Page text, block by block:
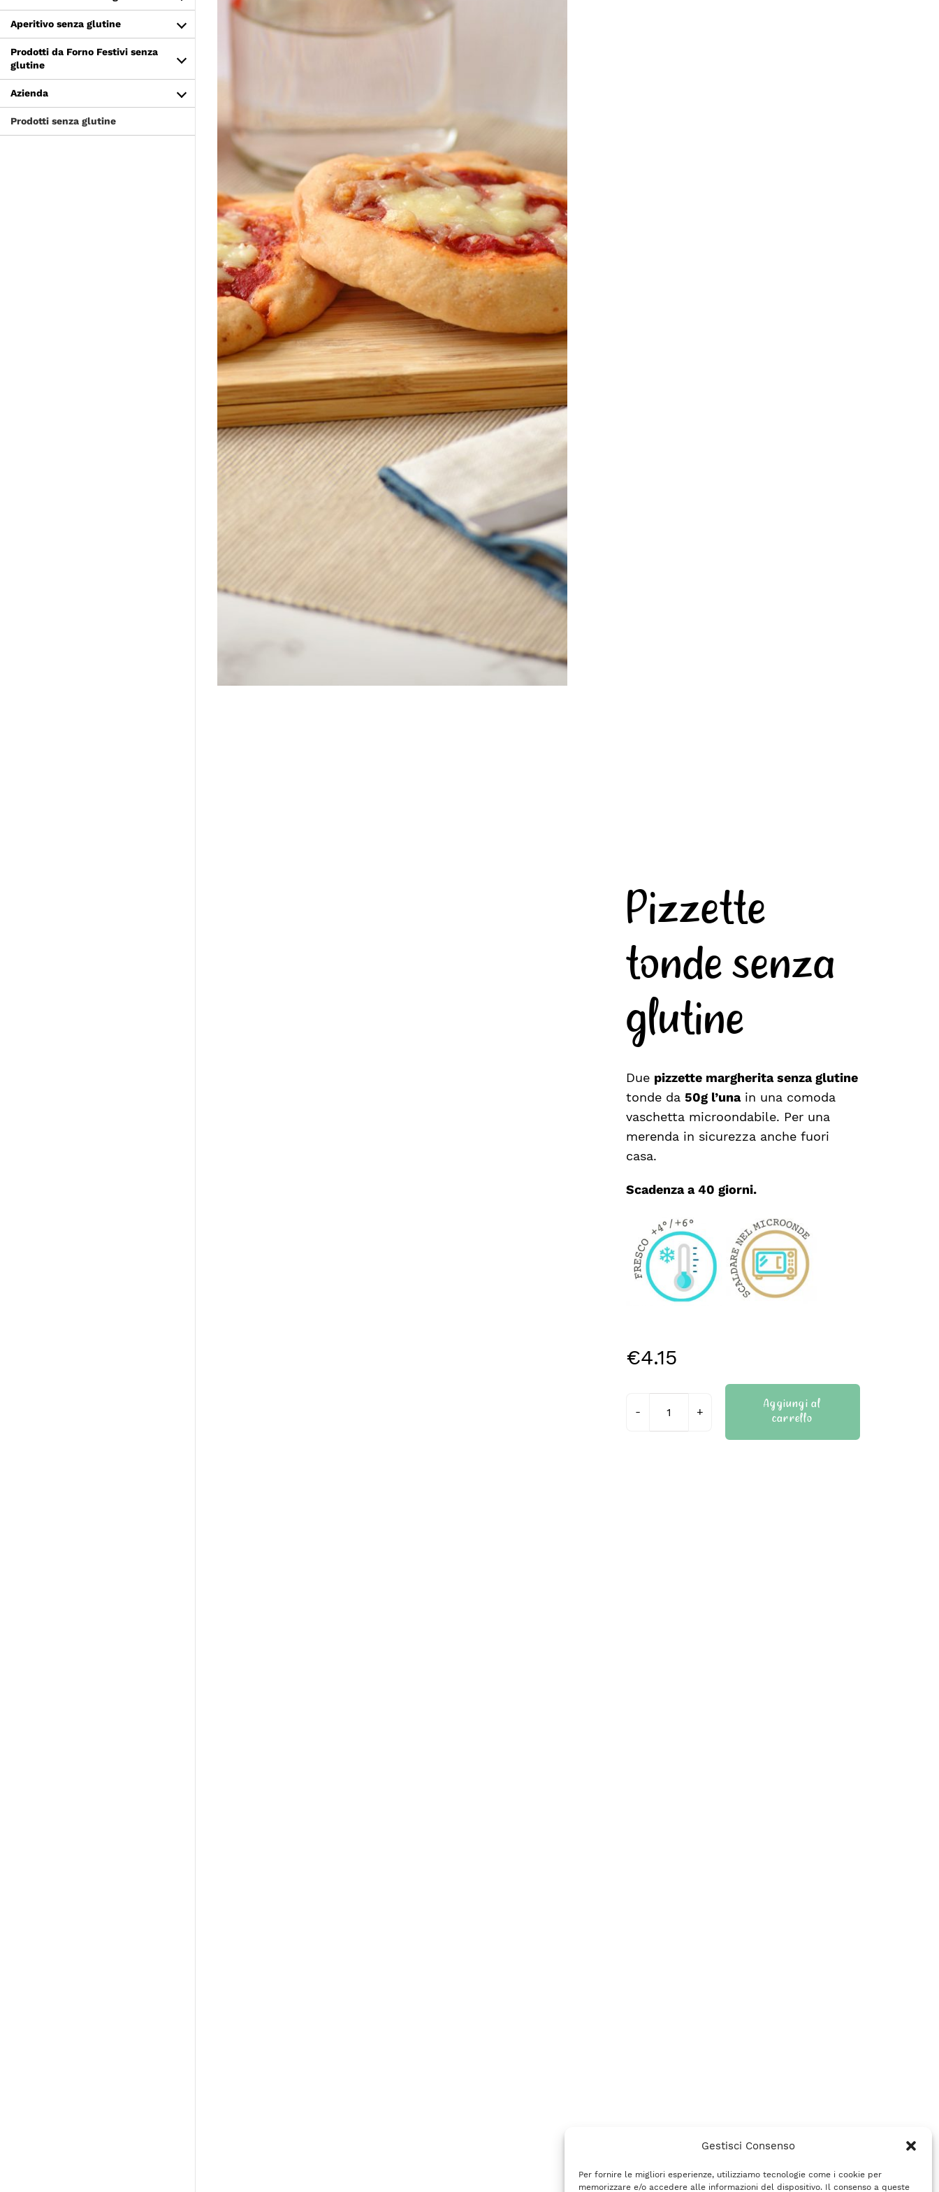
Gestisci Consenso
Per fornire le migliori esperienze, utilizziamo tecnologie come i cookie per
memorizzare e/o accedere alle informazioni del dispositivo. Il consenso a queste
Aperitivo senza glutine
Prodotti da Forno Festivi senza
glutine
Azienda
Prodotti senza glutine
Pizzette
tonde senza
glutine
Due pizzette margherita senza glutine
tonde da 50g l’unain una comoda
vaschetta microondabile. Per una
merenda in sicurezza anche fuori
casa.
Scadenza a 40 giorni.
€4.15
Pizzette
Aggiungi al
carrello